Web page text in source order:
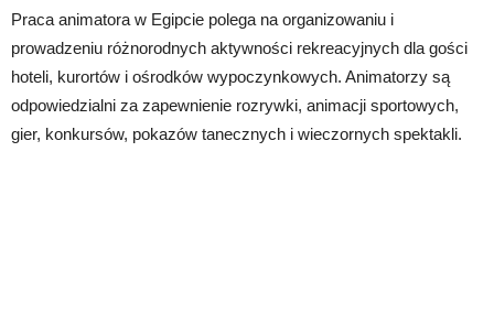
Praca animatora w Egipcie polega na organizowaniu i
prowadzeniu różnorodnych aktywności rekreacyjnych dla gości
hoteli, kurortów i ośrodków wypoczynkowych. Animatorzy są
odpowiedzialni za zapewnienie rozrywki, animacji sportowych,
gier, konkursów, pokazów tanecznych i wieczornych spektakli.